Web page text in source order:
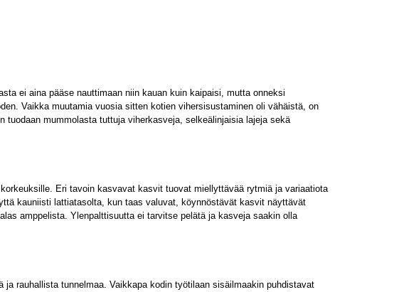
ei aina pääse nauttimaan niin kauan kuin kaipaisi, mutta onneksi
Vaikka muutamia vuosia sitten kotien vihersisustaminen oli vähäistä, on
mummolasta tuttuja viherkasveja, selkeälinjaisia lajeja sekä
Eri tavoin kasvavat kasvit tuovat miellyttävää rytmiä ja variaatiota
kauniisti lattiatasolta, kun taas valuvat, köynnöstävät kasvit näyttävät
amppelista. Ylenpalttisuutta ei tarvitse pelätä ja kasveja saakin olla
rauhallista tunnelmaa. Vaikkapa kodin työtilaan sisäilmaakin puhdistavat